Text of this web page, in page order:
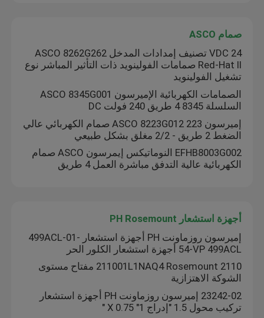
المنزل
صمام ASCO
24 VDC تصنيف إمدادات المدخل ASCO 8262G262
Red-Hat II صمامات الفولينويد ذات التأثير المباشر نوع
تشغيل الفولينويد
الصمامات الكهربائية الإميرسون ASCO 8345G001
السلسلة 8345 4 طريق 240 فولت DC
إميرسون ASCO 8223G012 223 صمام الكهربائي عالي
الضغط 2 طريق - 2/2 مغلق بشكل طبيعي
EFHB8003G002 النوماتيكس إيمرسون ASCO صمام
الكهربائية عالية التدفق مباشرة العمل 4 طريق
أجهزة استشعار PH Rosemount
إميرسون روزماونت PH أجهزة استشعار 499ACL-01-
54-VP 499ACL أجهزة استشعار الكلور الحر
211001L1NAQ4 Rosemount 2110 مفتاح مستوى
الشوكة الاهتزازية
23242-02 إميرسون روزماونت PH أجهزة استشعار
تركيب محول 1.5 "إدراج 1" X 0.75 "